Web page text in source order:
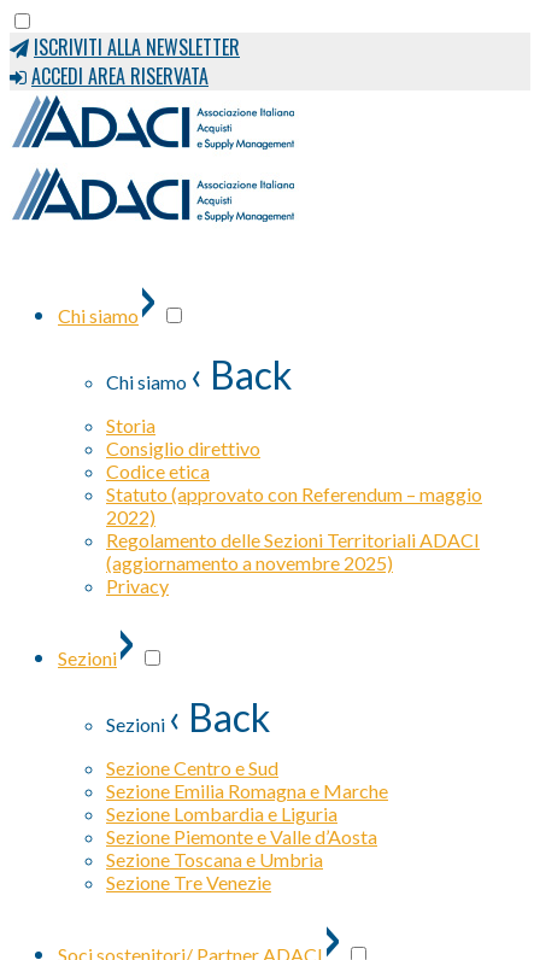
ISCRIVITI ALLA NEWSLETTER
ACCEDI AREA RISERVATA
Chi siamo ›
Chi siamo ‹ Back
Storia
Consiglio direttivo
Codice etica
Statuto (approvato con Referendum – maggio
2022)
Regolamento delle Sezioni Territoriali ADACI
(aggiornamento a novembre 2025)
Privacy
Sezioni›
Sezioni ‹ Back
Sezione Centro e Sud
Sezione Emilia Romagna e Marche
Sezione Lombardia e Liguria
Sezione Piemonte e Valle d’Aosta
Sezione Toscana e Umbria
Sezione Tre Venezie
Soci sostenitori/ Partner ADACI ›